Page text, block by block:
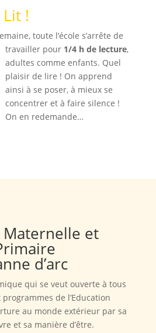
!
toute l’école s’arrête de
travailler pour 1/4 h de lecture,
adultes comme enfants. Quel
plaisir de lire ! On apprend
ainsi à se poser, à mieux se
concentrer et à faire silence !
On en redemande…
Maternelle et
d’arc
qui se veut ouverte à tous
de l’Education
au monde extérieur par sa
et sa manière d’être.